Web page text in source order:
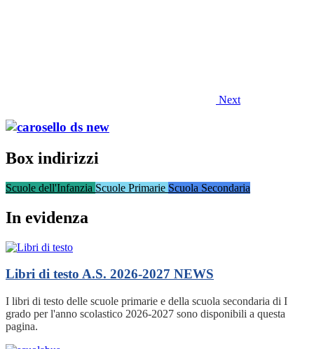
Next
Box indirizzi
Scuole dell'Infanzia Scuole Primarie Scuola Secondaria
In evidenza
Libri di testo A.S. 2026-2027 NEWS
I libri di testo delle scuole primarie e della scuola secondaria di I
grado per l'anno scolastico 2026-2027 sono disponibili a questa
pagina.